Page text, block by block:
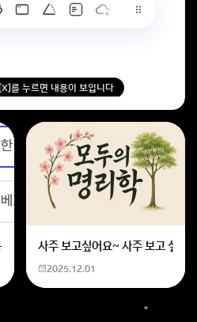
를 누르면 내용이 보입니다
화 계산할때0하나 빼고 나누기 2하면
사주 보고싶어요~ 사주 보고 싶
2025.12.01